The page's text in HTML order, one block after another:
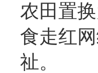
农田置
食走红
祉。